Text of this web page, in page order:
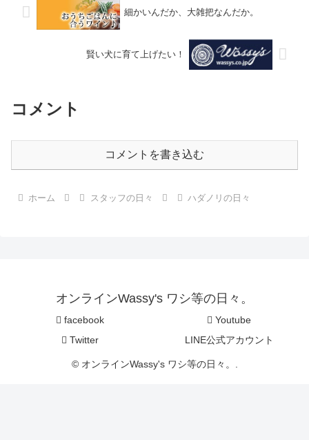
細かいんだか、大雑把なんだか。
賢い犬に育て上げたい！
コメント
コメントを書き込む
ホーム スタッフの日々 ハダノリの日々
オンラインWassy's ワシ等の日々。
facebook
Youtube
Twitter
LINE公式アカウント
© オンラインWassy's ワシ等の日々。.